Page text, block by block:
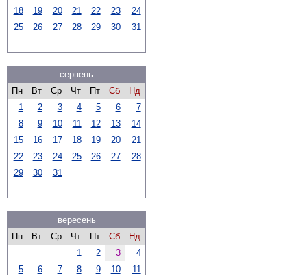
18
19 20 21 22 23
24
25
26 27 28 29 30 31
серпень
Пн
Вт Ср Чт Пт Сб
Нд
1
2 3 4 5 6
7
8
9 10 11 12 13
14
15
16 17 18 19 20
21
22
23 24 25 26 27
28
29
30 31
вересень
Пн
Вт Ср Чт Пт Сб
Нд
1
2 3
4
5
6 7 8 9 10
11